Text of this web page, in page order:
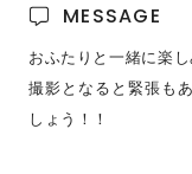
MESSAGE
おふたりと一緒に楽
撮影となると緊張も
しょう！！